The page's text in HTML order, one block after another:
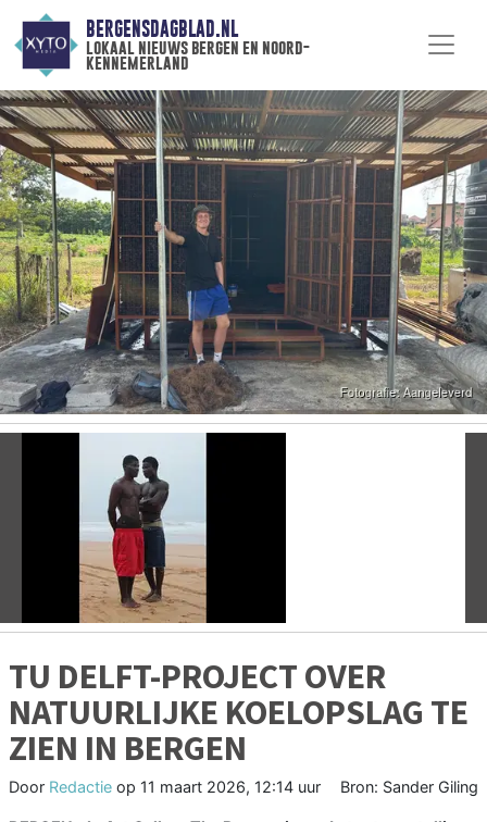
BERGENSDAGBLAD.NL
lokaal nieuws bergen en noord-
kennemerland
TU DELFT-PROJECT OVER
NATUURLIJKE KOELOPSLAG TE
ZIEN IN BERGEN
Door Redactie op 11 maart 2026, 12:14 uur Bron: Sander Giling